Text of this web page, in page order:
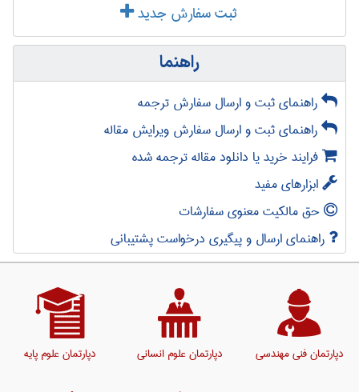
ثبت سفارش جدید
راهنما
راهنمای ثبت و ارسال سفارش ترجمه
راهنمای ثبت و ارسال سفارش ویرایش مقاله
فرایند خرید یا دانلود مقاله ترجمه شده
ابزارهای مفید
حق مالکیت معنوی سفارشات
راهنمای ارسال و پیگیری درخواست پشتیبانی
دپارتمان فنی مهندسی دپارتمان علوم انسانی دپارتمان علوم پایه